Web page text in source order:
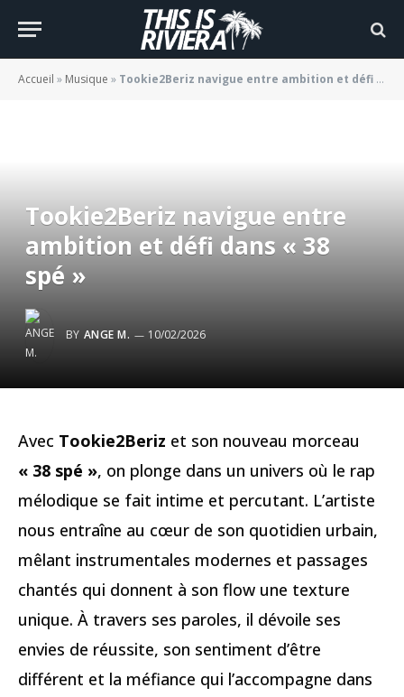
Accueil » Musique » Tookie2Beriz navigue entre ambition et défi dans « 38 spé »
Tookie2Beriz navigue entre
ambition et défi dans « 38
spé »
BY ANGE M. 10/02/2026
Avec Tookie2Beriz et son nouveau morceau
« 38 spé », on plonge dans un univers où le rap
mélodique se fait intime et percutant. L’artiste
nous entraîne au cœur de son quotidien urbain,
mêlant instrumentales modernes et passages
chantés qui donnent à son flow une texture
unique. À travers ses paroles, il dévoile ses
envies de réussite, son sentiment d’être
différent et la méfiance qui l’accompagne dans